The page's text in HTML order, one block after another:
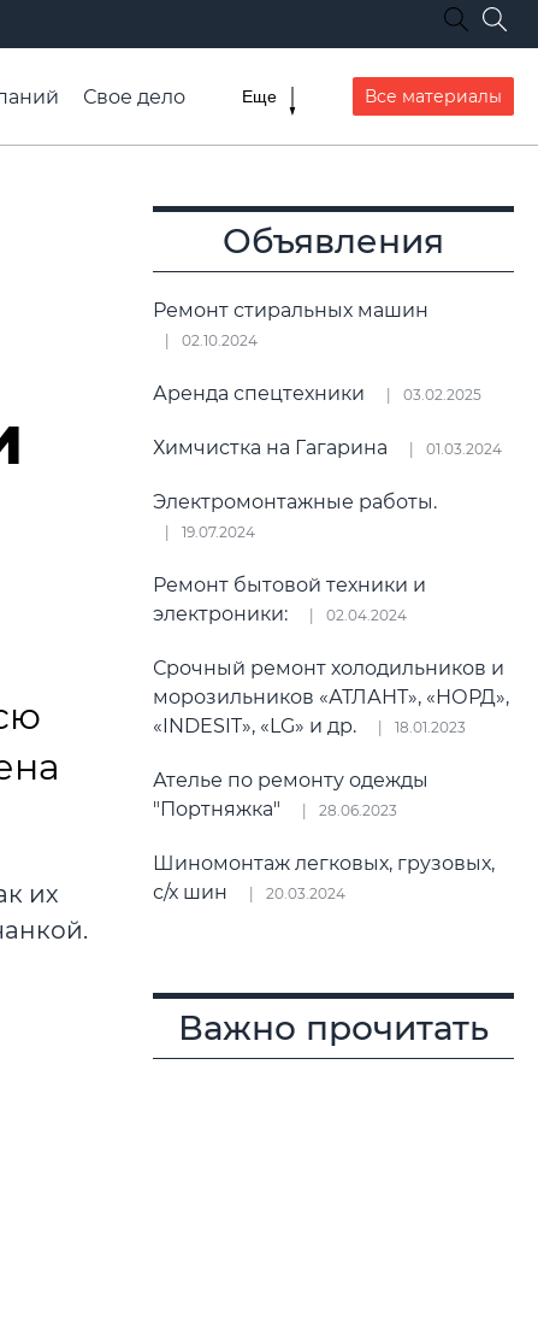
Свое дело
Еще Все материалы
их
Объявления
Ремонт стиральных машин
02.10.2024
Аренда спецтехники 03.02.2025
Химчистка на Гагарина 01.03.2024
Электромонтажные работы.
19.07.2024
Ремонт бытовой техники и
электроники:
02.04.2024
Срочный ремонт холодильников и
морозильников «АТЛАНТ», «НОРД»,
«INDESIT», «LG» и др.
18.01.2023
Ателье по ремонту одежды
"Портняжка"
28.06.2023
Шиномонтаж легковых, грузовых,
с/х шин
20.03.2024
Важно прочитать